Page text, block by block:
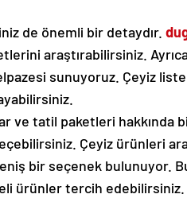
de önemli bir detaydır.
araştırabilirsiniz.
sunuyoruz. Çeyiz
ve tatil paketleri hakkında
Çeyiz ürünleri
bir seçenek bulunuyor.
ürünler tercih edebilirsiniz.